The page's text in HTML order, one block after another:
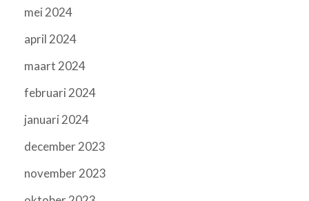
mei 2024
april 2024
maart 2024
februari 2024
januari 2024
december 2023
november 2023